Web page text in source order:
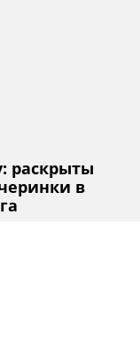
раскрыты
в